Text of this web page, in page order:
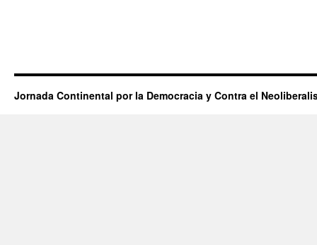
Jornada Continental por la Democracia y Contra el